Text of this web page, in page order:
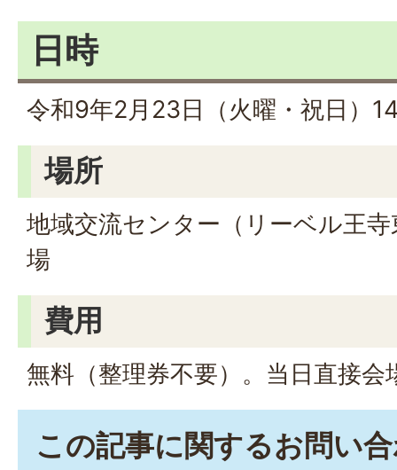
日時
令和9年2月23日（火曜・祝日）
場所
地域交流センター（リーベル王
場
費用
無料（整理券不要）。当日直接
この記事に関するお問い